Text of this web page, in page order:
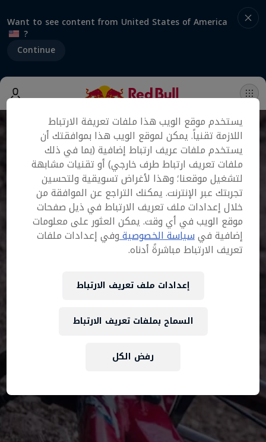
Want to see content from United States of America
?
Continue
يستخدم موقع الويب هذا ملفات تعريفة الارتباط
اللازمة تقنياً. يمكن لموقع الويب هذا بموافقتك أن
يستخدم ملفات عريف ارتباط إضافية (بما في ذلك
ملفات تعريف ارتباط طرف خارجي) أو تقنيات مشابهة
لتشغيل موقعنا؛ وهذا لأغراض تسويقية ولتحسين
تجربتك عبر الإنترنت. يمكنك التراجع عن الموافقة من
خلال إعدادات ملف تعريف الارتباط في ذيل صفحات
موقع الويب في أي وقت. يمكن العثور على معلومات
إضافية فيسياسة الخصوصيةوفي إعدادات ملفات
تعريف الارتباط مباشرةً أدناه.
إعدادات ملف تعريف الارتباط
رفض الكل
السماح بملفات تعريف الارتباط